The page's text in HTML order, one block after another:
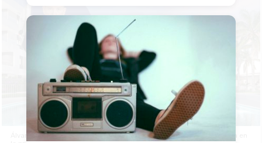
Álvaro Herraiz, de Alegra Homes, habla de la actualidad inmobiliaria en